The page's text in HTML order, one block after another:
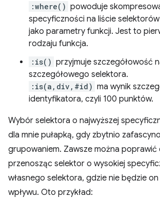
:where() powoduje
specyficzności na liście
jako parametry funkcji. Jest to
rodzaju funkcja.
:is() przyjmuje szczegółowość
szczegółowego selektora.
:is(a,div,#id) ma wynik
identyfikatora, czyli 100 punktów.
Wybór selektora o najwyższej
dla mnie pułapką, gdy zbytnio
grupowaniem. Zawsze można poprawić
przenosząc selektor o wysokiej
własnego selektora, gdzie nie będzie
wpływu. Oto przykład: